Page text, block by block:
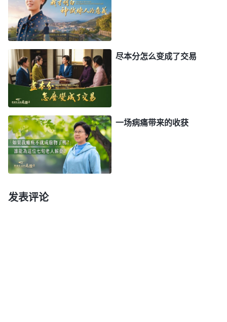
心。这是更多的当前信神之人的现状。他们的目的、
存心听起来很正当，因为他们在信神的同时也在花
费，在奉献，在尽本分，他们在付出青春年华，也在
撇家舍业，甚至长年累月地在外奔波忙碌，他们为了
最终的目的改变自己的爱好，改变自己的人生观，甚
至改变自己的追求方向，但他们却不能改变自己信神
的目的。……一个从来就不了解神的人能为神付出如
此多的代价，这里除了与人息息相关的利益之外，还
能有其他的理由吗？话说到此，我们发现一个人都从
未发现的问题：人与神的关系仅仅是一个赤裸裸的利
益关系，是得福之人与赐福之人的关系。说白了，就
赐给的赏金。这样的利益关系没有亲情，只有交易；
尽本分怎么变成了交易
一场病痛带来的收获
发表评论